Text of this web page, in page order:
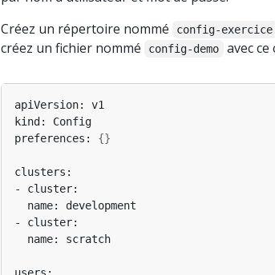
Créez un répertoire nommé
config-exercice
créez un fichier nommé
config-demo avec ce
preferences: {}